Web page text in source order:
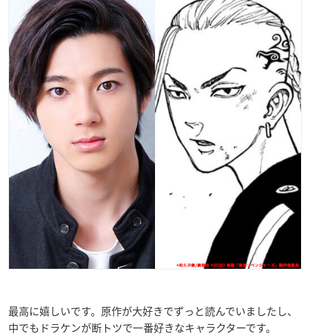
最高に嬉しいです。原作が大好きでずっと読んでいましたし、
中でもドラケンが断トツで一番好きなキャラクターです。